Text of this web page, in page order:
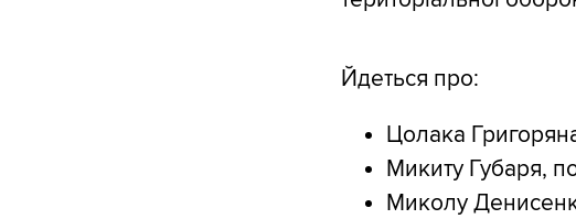
Йдеться про:
Цолака
⁠Микиту Губаря,
Миколу